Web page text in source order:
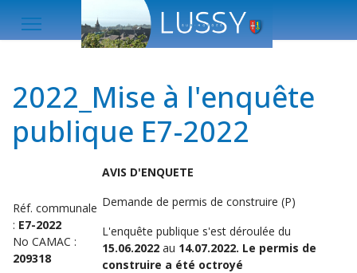
2022_Mise à l'enquête
publique E7-2022
Réf. communale
: E7-2022
No CAMAC :
209318
AVIS D'ENQUETE
Demande de permis de construire (P)
L'enquête publique s'est déroulée du
15.06.2022 au 14.07.2022. Le permis de
construire a été octroyé